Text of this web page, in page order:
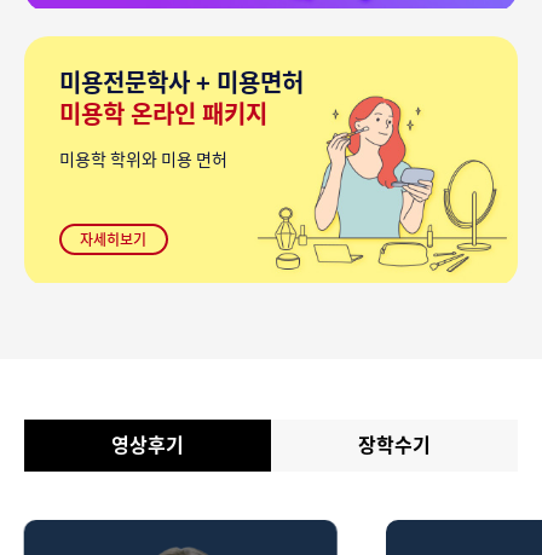
미용전문학사 + 미용면허
미용학 온라인 패키지
미용학 학위와 미용 면허
자세히보기
영상후기 장학수기